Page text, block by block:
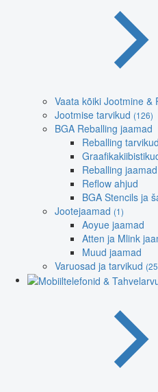
Vaata kõiki Jootmine &
Jootmise tarvikud (126)
BGA Reballing jaamad
Reballing tarvikud
Reballing jaamad
Reflow ahjud
BGA Stencils ja
Jootejaamad (1)
Aoyue jaamad
Atten ja Mlink
Muud jaamad
Varuosad ja tarvikud